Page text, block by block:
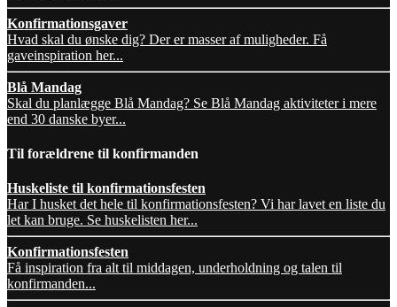
Konfirmationsgaver
Hvad skal du ønske dig? Der er masser af muligheder. Få
gaveinspiration her...
Blå Mandag
Skal du planlægge Blå Mandag? Se Blå Mandag aktiviteter i mere
end 30 danske byer...
Til forældrene til konfirmanden
Huskeliste til konfirmationsfesten
Har I husket det hele til konfirmationsfesten? Vi har lavet en liste du
let kan bruge. Se huskelisten her...
Konfirmationsfesten
Få inspiration fra alt til middagen, underholdning og talen til
konfirmanden...